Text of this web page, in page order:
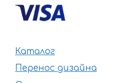
Каталог
Перенос дизайна